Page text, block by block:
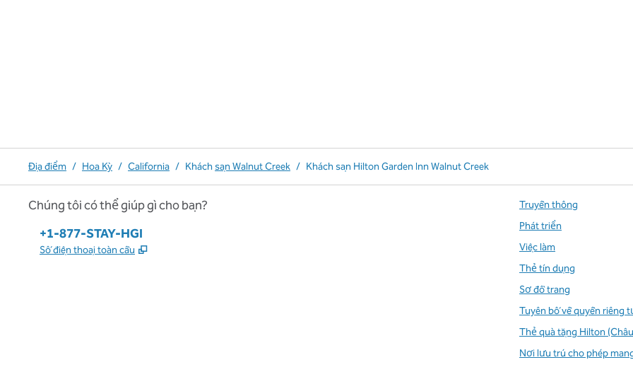
Địa điểm / Hoa Kỳ / California / Kháchsạn Walnut Creek / Khách sạn Hilton Garden Inn Walnut Creek
Chúng tôi có thể giúp gì cho bạn?
Điện thoại:
+1-877-STAY-HGI
Số điện thoại toàn cầu ,
Truyền thông
Phát triển
Việc làm
Thẻ tín dụng
Sơ đồ trang
Tuyên bố về quyền riêng
Thẻ quà tặng Hilton
Nơi lưu trú cho phép